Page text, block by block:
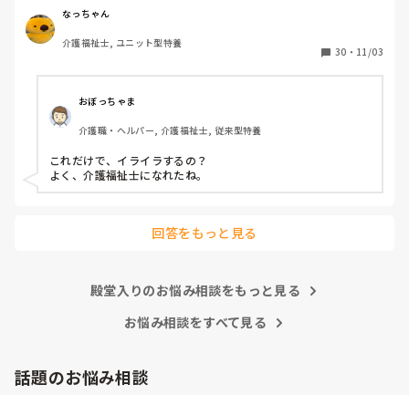
るオムツ外し。23:30オムツカバー顔の横。パットは手す
り。ズボンは履いている。リネンは尿汚染。パジャマはビシ
ョビショ。リネン、パジャマ更衣、オムツ新しいのをする。
と、排尿し、オムツ当て直し。臥床させる。
もううんざり。明日は残業頼まれているからホントやめてほ
しい。これ打ってたら、イライラ少し解消しました。ありが
とうございました😊
なっちゃん
介護福祉士, ユニット型特養
30 ・ 11/03
おぼっちゃま
介護職・ヘルパー, 介護福祉士, 従来型特養
これだけで、イライラするの？
よく、介護福祉士になれたね。
回答をもっと見る
殿堂入りのお悩み相談をもっと見る
お悩み相談をすべて見る
話題のお悩み相談